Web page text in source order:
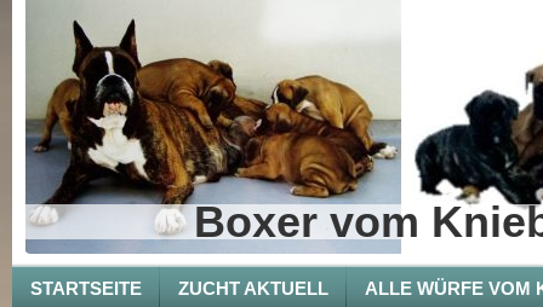
Boxer vom
STARTSEITE ZUCHT AKTUELL ALLE WÜRFE VOM